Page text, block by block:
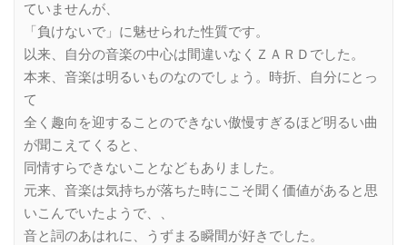
ていませんが、
「負けないで」に魅せられた性質です。
以来、自分の音楽の中心は間違いなくＺＡＲＤでした。
本来、音楽は明るいものなのでしょう。時折、自分にとっ
て
全く趣向を迎することのできない傲慢すぎるほど明るい曲
が聞こえてくると、
同情すらできないことなどもありました。
元来、音楽は気持ちが落ちた時にこそ聞く価値があると思
いこんでいたようで、、
音と詞のあはれに、うずまる瞬間が好きでした。